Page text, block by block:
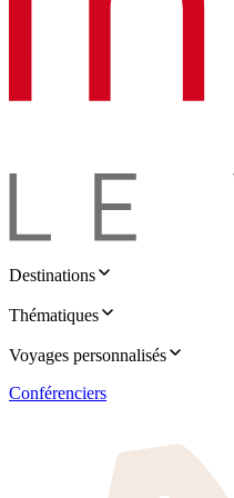
Destinations
Thématiques
Voyages personnalisés
Conférenciers